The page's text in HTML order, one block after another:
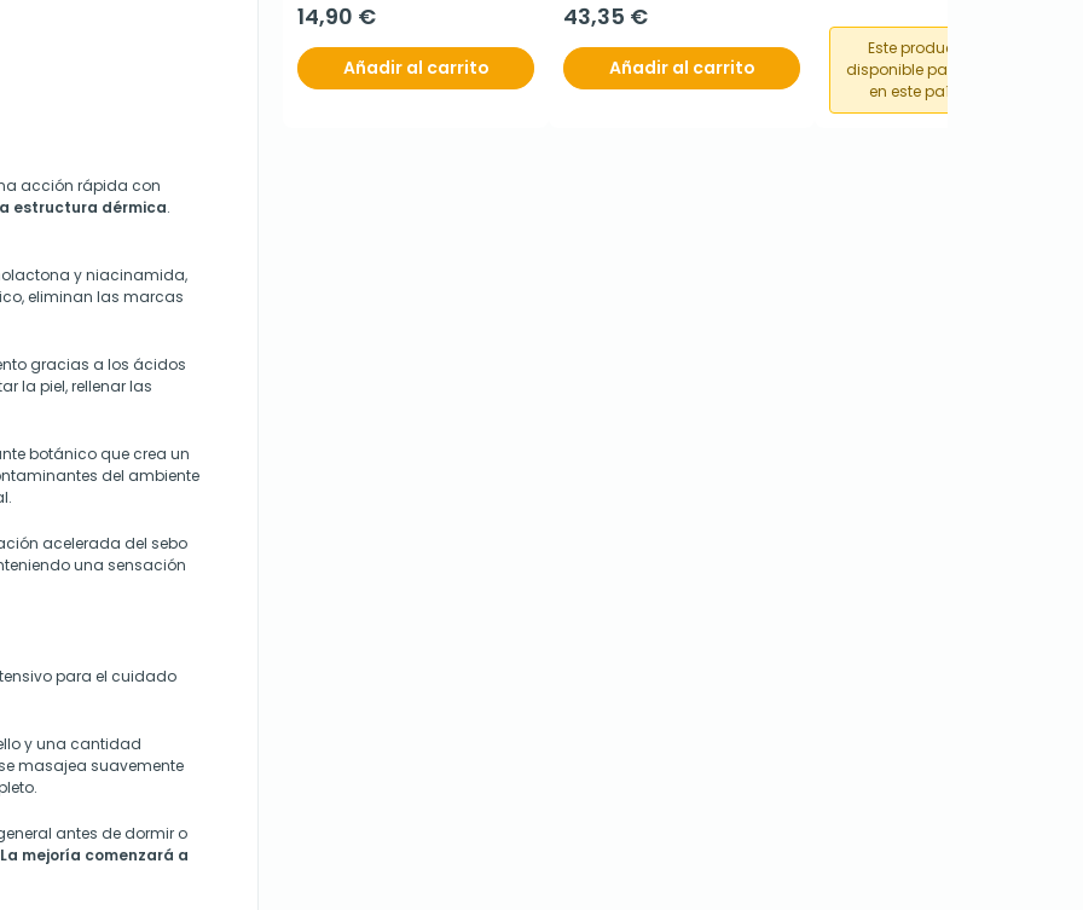
acción rápida con
estructura dérmica.
y niacinamida,
eliminan las marcas
gracias a los ácidos
la piel, rellenar las
botánico que crea un
del ambiente
acelerada del sebo
una sensación
para el cuidado
y una cantidad
masajea suavemente
antes de dormir o
La mejoría comenzará a
14,90 €
Añadir al carrito
43,35 €
Añadir al carrito
Este producto no está
disponible para su compra
en este país o región.